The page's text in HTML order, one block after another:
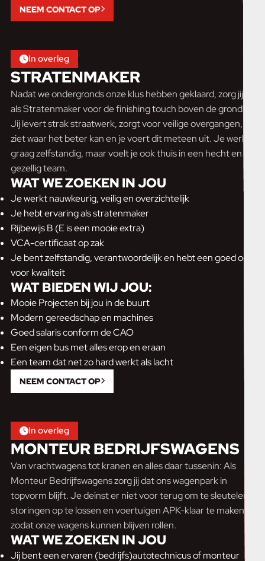
NEEM CONTACT OP
In overleg
STRATENMAKER
Nadat we ondergronds onze klus hebben geklaard, zorg jij
als Stratenmaker voor de finishing touch boven de grond.
Jij levert strak straatwerk, zorgt voor veilige overgangen,
ziet waar het beter kan en je voert dit meteen uit. Je werkt
graag zelfstandig, maar voelt je ook thuis in een hecht en
gezellig team.
WAT WE ZOEKEN IN JOU
Je werkt nauwkeurig, veilig en overzichtelijk
Je hebt ervaring als stratenmaker
Rijbewijs B (E is een mooie extra)
VCA-certificaat op zak
Je bent zelfstandig, verantwoordelijk en hebt een goed oog
voor kwaliteit
WAT BIEDEN WIJ JOU:
Mooie Projecten bij jou in de buurt
Modern gereedschap en machines
Goed salaris conform de CAO
Een eigen bus met alles erop en eraan
Een team dat net zo hard werkt als lacht
NEEM CONTACT OP
In overleg
MONTEUR BEDRIJFSWAGENS
Van vrachtwagens tot kranen en alles daar tussenin: Als
Monteur Bedrijfswagens zorg jij dat ons wagenpark in
topvorm blijft. Je deinst er niet voor terug om te sleutelen,
storingen op te lossen en voertuigen APK-klaar te maken
zodat onze wagens kunnen blijven rollen.
WAT WE ZOEKEN IN JOU
Jij bent een ervaren (bedrijfs)autotechnicus of monteur